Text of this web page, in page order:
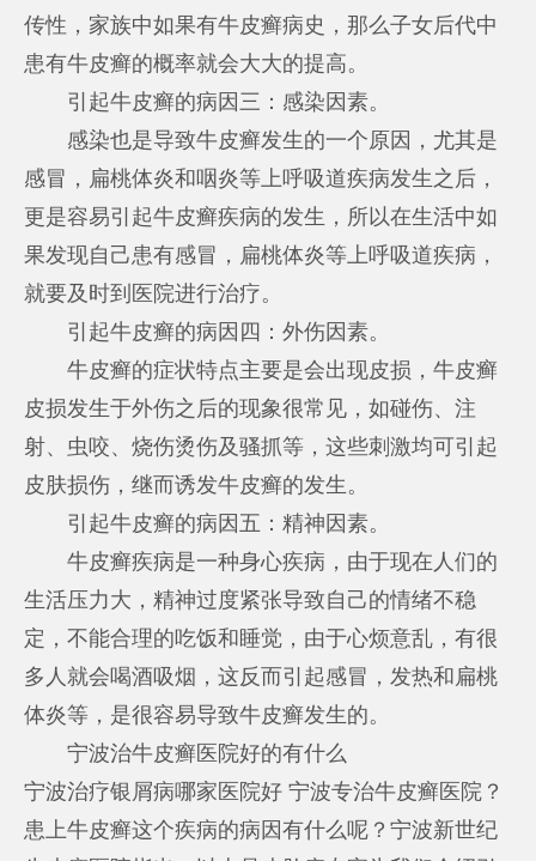
传性，家族中如果有牛皮癣病史，那么子女后代中
患有牛皮癣的概率就会大大的提高。
引起牛皮癣的病因三：感染因素。
感染也是导致牛皮癣发生的一个原因，尤其是
感冒，扁桃体炎和咽炎等上呼吸道疾病发生之后，
更是容易引起牛皮癣疾病的发生，所以在生活中如
果发现自己患有感冒，扁桃体炎等上呼吸道疾病，
就要及时到医院进行治疗。
引起牛皮癣的病因四：外伤因素。
牛皮癣的症状特点主要是会出现皮损，牛皮癣
皮损发生于外伤之后的现象很常见，如碰伤、注
射、虫咬、烧伤烫伤及骚抓等，这些刺激均可引起
皮肤损伤，继而诱发牛皮癣的发生。
引起牛皮癣的病因五：精神因素。
牛皮癣疾病是一种身心疾病，由于现在人们的
生活压力大，精神过度紧张导致自己的情绪不稳
定，不能合理的吃饭和睡觉，由于心烦意乱，有很
多人就会喝酒吸烟，这反而引起感冒，发热和扁桃
体炎等，是很容易导致牛皮癣发生的。
宁波治牛皮癣医院好的有什么
宁波治疗银屑病哪家医院好 宁波专治牛皮癣医院？
患上牛皮癣这个疾病的病因有什么呢？宁波新世纪